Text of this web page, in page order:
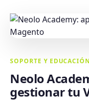
SOPORTE Y EDUCACIÓN
Neolo
gestionar tu